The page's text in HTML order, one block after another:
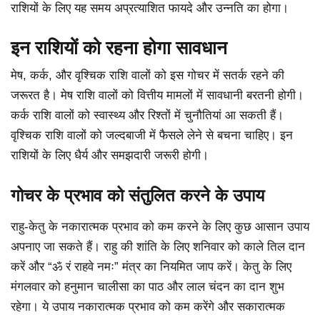
राशियों के लिए यह समय अप्रत्याशित फायदे और उन्नति का होगा।
इन राशियों को रहना होगा सावधान
मेष, कर्क, और वृश्चिक राशि वालों को इस गोचर में सतर्क रहने की
जरूरत है। मेष राशि वालों को वित्तीय मामलों में सावधानी बरतनी होगी।
कर्क राशि वालों को स्वास्थ्य और रिश्तों में चुनौतियां आ सकती हैं।
वृश्चिक राशि वालों को जल्दबाजी में फैसले लेने से बचना चाहिए। इन
राशियों के लिए धैर्य और समझदारी जरूरी होगी।
गोचर के प्रभाव को संतुलित करने के उपाय
राहु-केतु के नकारात्मक प्रभाव को कम करने के लिए कुछ आसान उपाय
अपनाए जा सकते हैं। राहु की शांति के लिए शनिवार को काले तिल दान
करें और “ॐ रं राहवे नमः” मंत्र का नियमित जाप करें। केतु के लिए
मंगलवार को हनुमान चालीसा का पाठ और लाल चंदन का दान शुभ
रहेगा। ये उपाय नकारात्मक प्रभाव को कम करेंगे और सकारात्मक